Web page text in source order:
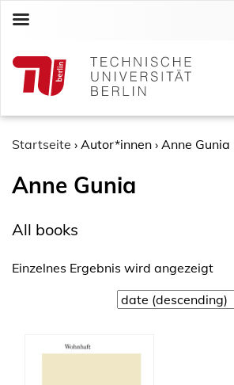
c
Startseite › Autor*innen › Anne Gunia
Anne Gunia
All books
Einzelnes Ergebnis wird angezeigt